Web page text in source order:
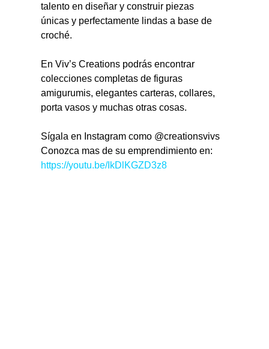
talento en diseñar y construir piezas
únicas y perfectamente lindas a base de
croché.
En Viv’s Creations podrás encontrar
colecciones completas de figuras
amigurumis, elegantes carteras, collares,
porta vasos y muchas otras cosas.
Sígala en Instagram como @creationsvivs
Conozca mas de su emprendimiento en:
https://youtu.be/IkDlKGZD3z8